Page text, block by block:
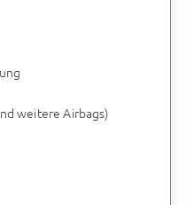
weitere Airbags)